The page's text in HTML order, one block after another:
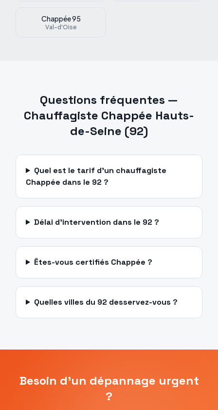
Chappée95
Val-d'Oise
Questions fréquentes —
Chauffagiste Chappée Hauts-
de-Seine (92)
Quel est le tarif d'un chauffagiste
Chappée dans le 92 ?
Délai d'intervention dans le 92 ?
Êtes-vous certifiés Chappée ?
Quelles villes du 92 desservez-vous ?
Besoin d'un dépannage urgent
?